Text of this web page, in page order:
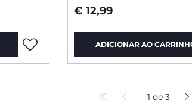
€ 12,99
ADICIONAR AO
1 de 3